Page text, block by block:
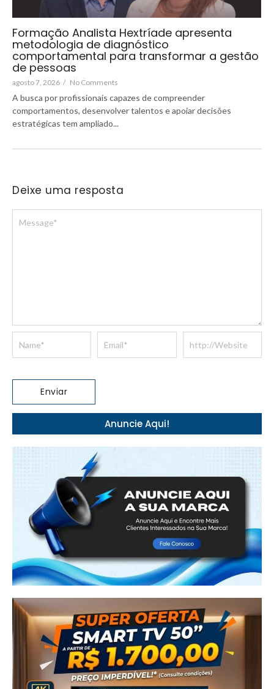
Formação Analista Hextríade apresenta
metodologia de diagnóstico
comportamental para transformar a gestão
de pessoas
agosto 7, 2026 / No Comments
A busca por profissionais capazes de compreender
comportamentos, desenvolver talentos e apoiar decisões
estratégicas tem ampliado...
Deixe uma resposta
Anuncie Aqui!